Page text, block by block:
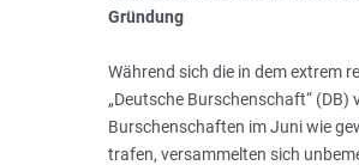
Gründung
Während sich die in dem extrem
„Deutsche Burschenschaft“ (DB)
Burschenschaften im Juni wie
trafen, versammelten sich